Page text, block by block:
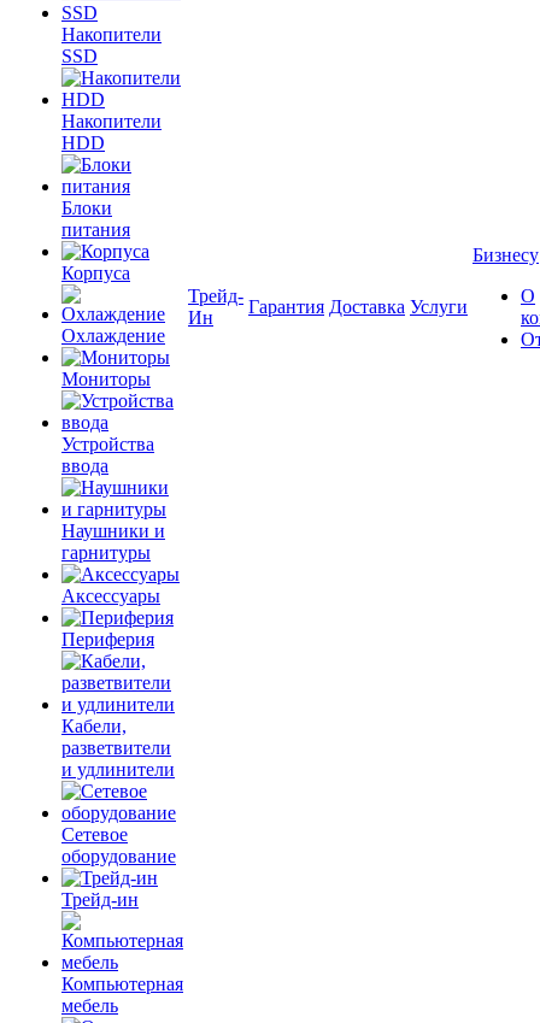
Накопители
SSD
Накопители
HDD
Блоки
питания
Корпуса
Охлаждение
Мониторы
Устройства
ввода
Наушники и
гарнитуры
Аксессуары
Периферия
Кабели,
разветвители
и удлинители
Сетевое
оборудование
Трейд-ин
Компьютерная
мебель
Трейд-
Ин
Гарантия Доставка Услуги
Бизнесу
О